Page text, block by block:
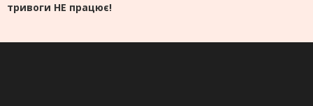
тривоги НЕ працює!